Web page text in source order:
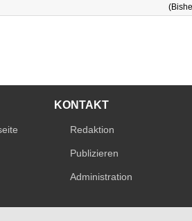
KONTAKT
Redaktion
Publizieren
Administration